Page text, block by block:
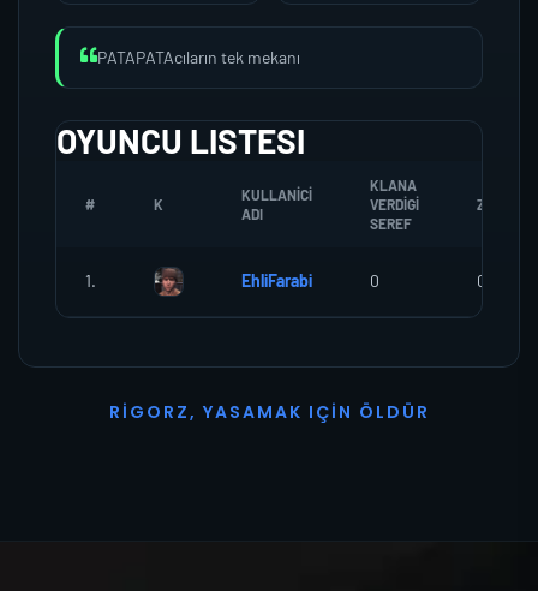
PATAPATAcıların tek mekanı
OYUNCU LISTESI
# K
KULLANICI
ADI
KLANA
VERDIGI
SEREF
ZOMBI
1. EhliFarabi 0 0
R I G O R Z, YASAMAK I ÇI N Ö L D Ü R